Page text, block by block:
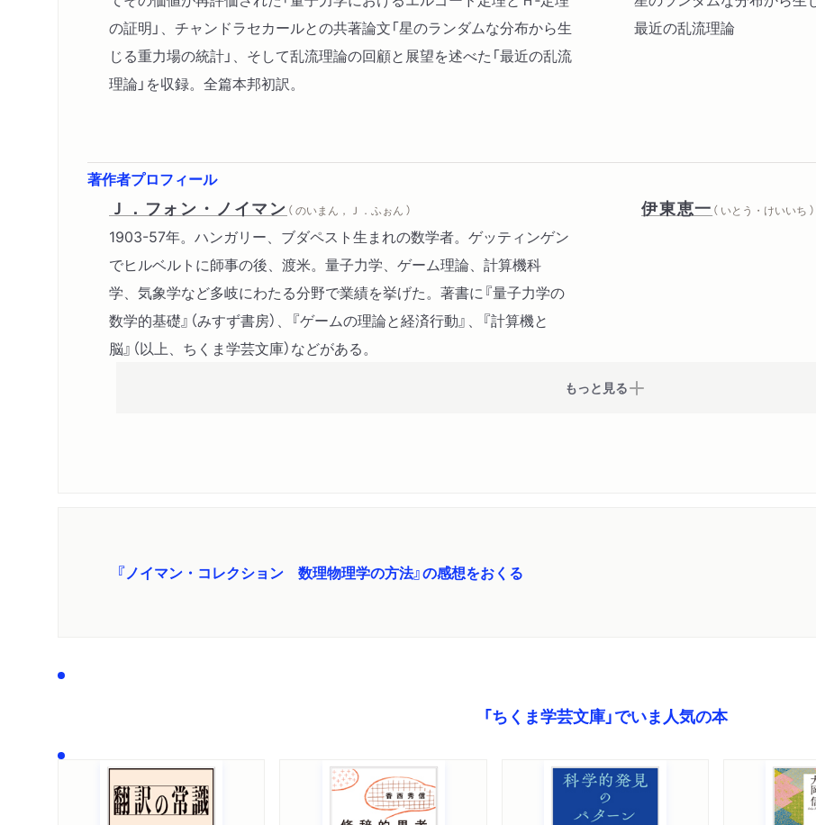
の証明」、チャンドラセカールとの共著論文「星のランダムな分布から生
じる重力場の統計」、そして乱流理論の回顧と展望を述べた「最近の乱流
理論」を収録。全篇本邦初訳。
最近の乱流理論
著作者プロフィール
Ｊ．フォン・ノイマン （ のいまん，Ｊ．ふぉん ）
1903-57年。ハンガリー、ブダペスト生まれの数学者。ゲッティンゲン
でヒルベルトに師事の後、渡米。量子力学、ゲーム理論、計算機科
学、気象学など多岐にわたる分野で業績を挙げた。著書に『量子力学の
数学的基礎』（みすず書房）、『ゲームの理論と経済行動』、『計算機と
脳』（以上、ちくま学芸文庫）などがある。
伊東恵一 （ いとう・けいいち ）
もっと見る
『ノイマン・コレクション 数理物理学の方法』の感想をおくる
「ちくま学芸文庫」でいま人気の本